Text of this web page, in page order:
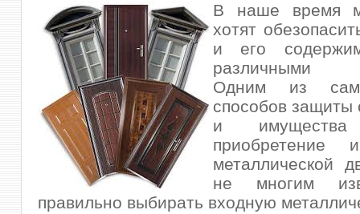
В наше время
хотят
и его
различными
Одним из
способов защиты
и
приобретение
металлической
не многим
правильно выбирать входную